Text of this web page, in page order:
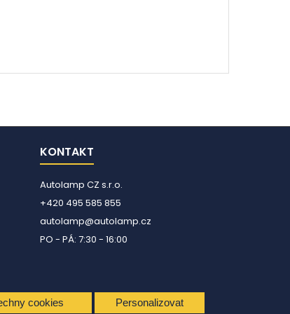
cookies Personalizovat
KONTAKT
Autolamp CZ s.r.o.
+420 495 585 855
autolamp@autolamp.cz
PO - PÁ: 7:30 - 16:00